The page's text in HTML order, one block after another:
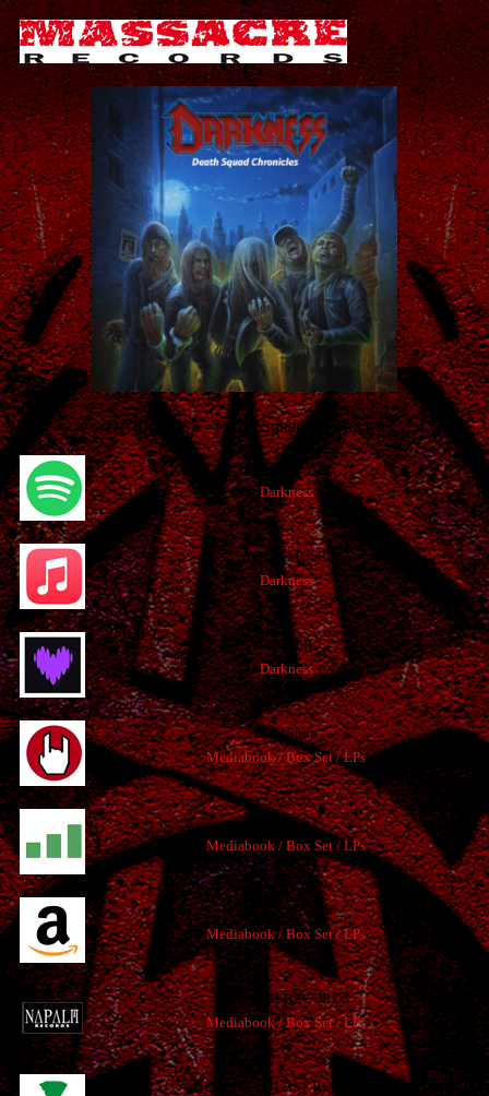
DARKNESS - Death Squad Chronicles
SPOTIFY
Darkness
APPLE MUSIC
Darkness
DEEZER
Darkness
EMP Shop
Mediabook / Box Set / LPs
JPC
Mediabook / Box Set / LPs
AMAZON SHOP
Mediabook / Box Set / LPs
NAPALM RECORDS
Mediabook / Box Set / LPs
NUCLEAR BLAST RECORDS